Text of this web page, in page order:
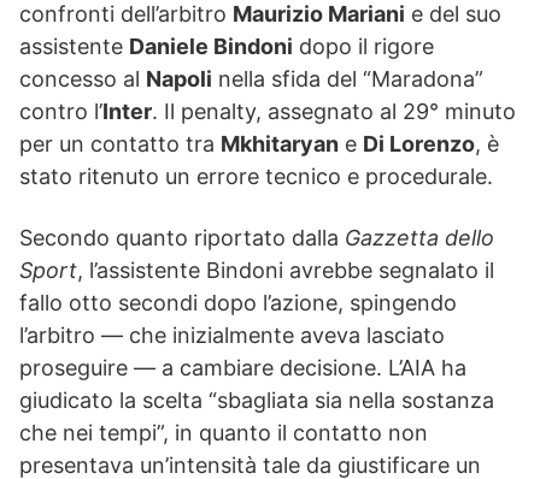
confronti dell’arbitro Maurizio Mariani e del suo
assistente Daniele Bindoni dopo il rigore
concesso al Napoli nella sfida del “Maradona”
contro l’Inter. Il penalty, assegnato al 29° minuto
per un contatto tra Mkhitaryan e Di Lorenzo, è
stato ritenuto un errore tecnico e procedurale.
Secondo quanto riportato dalla Gazzetta dello
Sport, l’assistente Bindoni avrebbe segnalato il
fallo otto secondi dopo l’azione, spingendo
l’arbitro — che inizialmente aveva lasciato
proseguire — a cambiare decisione. L’AIA ha
giudicato la scelta “sbagliata sia nella sostanza
che nei tempi”, in quanto il contatto non
presentava un’intensità tale da giustificare un